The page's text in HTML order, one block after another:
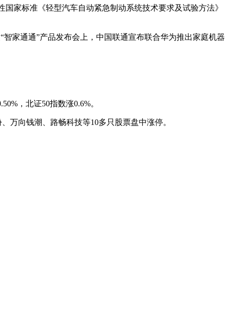
家标准《轻型汽车自动紧急制动系统技术要求及试验方法》
家通通”产品发布会上，中国联通宣布联合华为推出家庭机器
，北证50指数涨0.6%。
万向钱潮、路畅科技等10多只股票盘中涨停。